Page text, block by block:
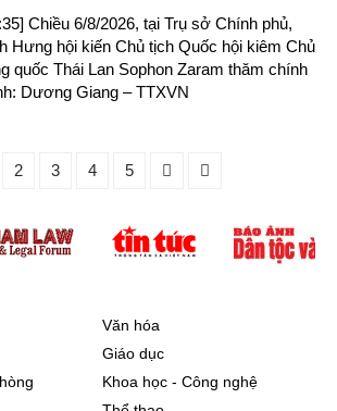
Chiều 6/8/2026, tại Trụ sở Chính phủ,
Hưng hội kiến Chủ tịch Quốc hội kiêm Chủ
quốc Thái Lan Sophon Zaram thăm chính
Dương Giang – TTXVN
2 3 4 5
Văn hóa
Giáo dục
Khoa học - Công nghệ